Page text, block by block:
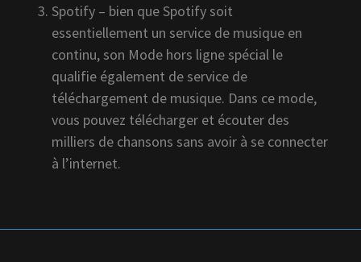
Spotify – bien que Spotify soit
essentiellement un service de musique en
continu, son Mode hors ligne spécial le
qualifie également de service de
téléchargement de musique. Dans ce mode,
vous pouvez télécharger et écouter des
milliers de chansons sans avoir à se connecter
à l’internet.